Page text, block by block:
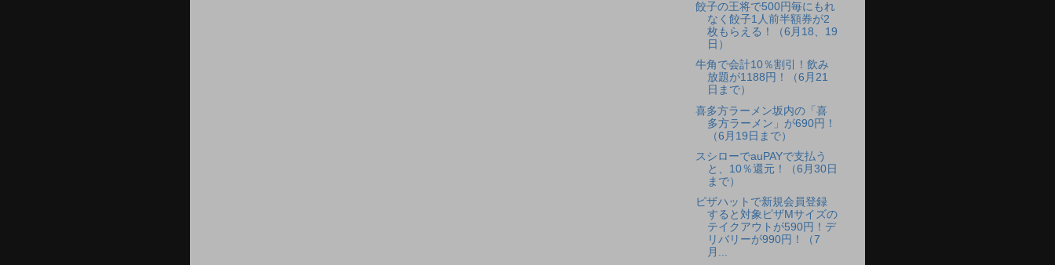
餃子の王将で500円毎にもれ
なく餃子1人前半額券が2
枚もらえる！（6月18、19
日）
牛角で会計10％割引！飲み
放題が1188円！（6月21
日まで）
喜多方ラーメン坂内の「喜
多方ラーメン」が690円！
（6月19日まで）
スシローでauPAYで支払う
と、10％還元！（6月30日
まで）
ピザハットで新規会員登録
すると対象ピザMサイズの
テイクアウトが590円！デ
リバリーが990円！（7
月...